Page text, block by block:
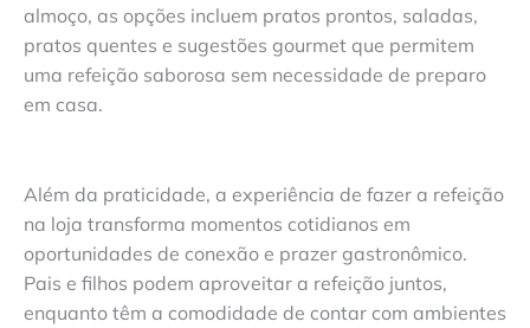
almoço, as opções incluem pratos prontos, saladas,
pratos quentes e sugestões gourmet que permitem
uma refeição saborosa sem necessidade de preparo
em casa.
Além da praticidade, a experiência de fazer a refeição
na loja transforma momentos cotidianos em
oportunidades de conexão e prazer gastronômico.
Pais e filhos podem aproveitar a refeição juntos,
enquanto têm a comodidade de contar com ambientes